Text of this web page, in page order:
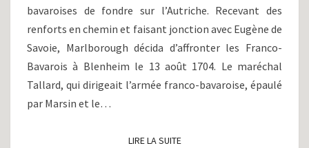
bavaroises de fondre sur l’Autriche. Recevant des
renforts en chemin et faisant jonction avec Eugène de
Savoie, Marlborough décida d’affronter les Franco-
Bavarois à Blenheim le 13 août 1704. Le maréchal
Tallard, qui dirigeait l’armée franco-bavaroise, épaulé
par Marsin et le…
LIRE LA SUITELIRE LA SUITE